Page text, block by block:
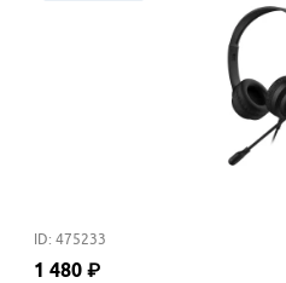
ID: 475233
1 480 ₽